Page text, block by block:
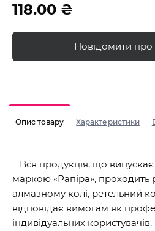
118.00 ₴
Повідомити про
Опис товару Характеристики
Вся продукція, що
маркою «Рапіра», проходить
алмазному колі, ретельний
відповідає вимогам як
індивідуальних